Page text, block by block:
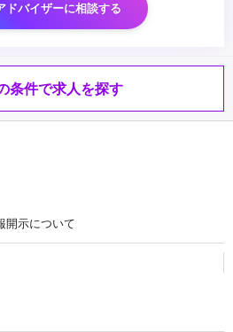
ドバイザーに相談する
条件で求人を探す
開示について